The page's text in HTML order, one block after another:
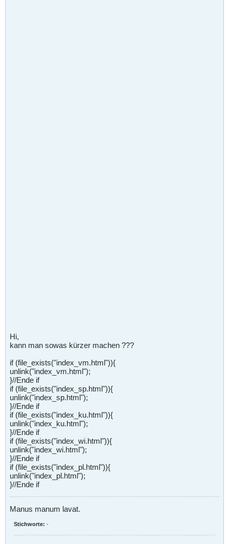
Hi,
kann man sowas kürzer machen ???
if (file_exists("index_vm.html")){
unlink("index_vm.html");
}//Ende if
if (file_exists("index_sp.html")){
unlink("index_sp.html");
}//Ende if
if (file_exists("index_ku.html")){
unlink("index_ku.html");
}//Ende if
if (file_exists("index_wi.html")){
unlink("index_wi.html");
}//Ende if
if (file_exists("index_pl.html")){
unlink("index_pl.html");
}//Ende if
Manus manum lavat.
Stichworte: -